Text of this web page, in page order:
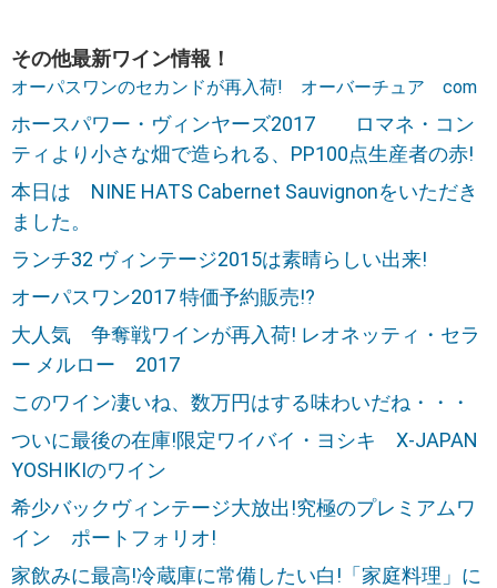
その他最新ワイン情報！
オーパスワンのセカンドが再入荷! オーバーチュア com
ホースパワー・ヴィンヤーズ2017 ロマネ・コン
ティより小さな畑で造られる、PP100点生産者の赤!
本日は NINE HATS Cabernet Sauvignonをいただき
ました。
ランチ32 ヴィンテージ2015は素晴らしい出来!
オーパスワン2017 特価予約販売!?
大人気 争奪戦ワインが再入荷! レオネッティ・セラ
ー メルロー 2017
このワイン凄いね、数万円はする味わいだね・・・
ついに最後の在庫!限定ワイバイ・ヨシキ X-JAPAN
YOSHIKIのワイン
希少バックヴィンテージ大放出!究極のプレミアムワ
イン ポートフォリオ!
家飲みに最高!冷蔵庫に常備したい白!「家庭料理」に